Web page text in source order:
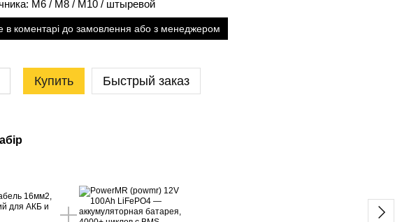
M6 / M8 / M10 / штыревой
в коментарі до замовлення або з менеджером
Купить Быстрый заказ